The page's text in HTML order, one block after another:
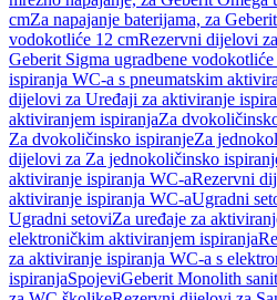
cmZa napajanje baterijama, za
vodokotliće 12 cmRezervni dijelovi
Geberit Sigma ugradbene
ispiranja WC-a s pneumatskim
dijelovi za Uređaji za aktiviranje
aktiviranjem ispiranjaZa
Za dvokoličinsko ispiranjeZa
dijelovi za Za jednokoličinsko
aktiviranje ispiranja WC-aRezervni
aktiviranje ispiranja WC-aUgradni
Ugradni setoviZa uređaje za
elektroničkim aktiviranjem ispiranja
za aktiviranje ispiranja WC-a s
ispiranjaSpojeviGeberit Monolith